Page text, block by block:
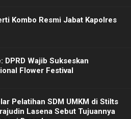
Kombo Resmi Jabat Kapolres
DPRD Wajib Sukseskan
Flower Festival
Pelatihan SDM UMKM di Stilts
Lasena Sebut Tujuannya